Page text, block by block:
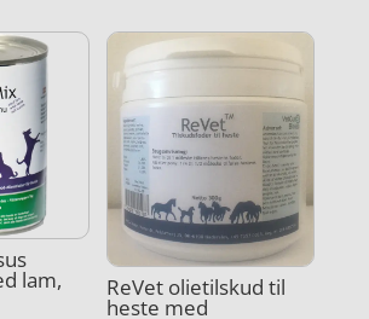
kr. 416,00.
pris
er:
kr. 399,00.
kr.
pris
er:
kr.
lam, ReVet olietilskud til
heste med